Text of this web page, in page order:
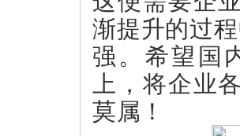
渐提升的过
强。 希望国
上，将企业
莫属！